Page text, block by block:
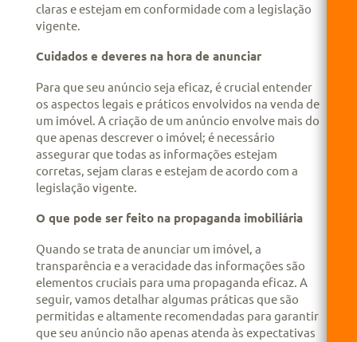
claras e estejam em conformidade com a legislação
vigente.
Cuidados e deveres na hora de anunciar
Para que seu anúncio seja eficaz, é crucial entender
os aspectos legais e práticos envolvidos na venda de
um imóvel. A criação de um anúncio envolve mais do
que apenas descrever o imóvel; é necessário
assegurar que todas as informações estejam
corretas, sejam claras e estejam de acordo com a
legislação vigente.
O que pode ser feito na propaganda imobiliária
Quando se trata de anunciar um imóvel, a
transparência e a veracidade das informações são
elementos cruciais para uma propaganda eficaz. A
seguir, vamos detalhar algumas práticas que são
permitidas e altamente recomendadas para garantir
que seu anúncio não apenas atenda às expectativas